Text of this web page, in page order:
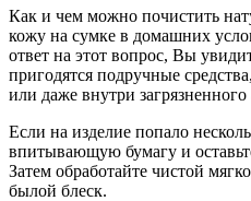
Как и чем можно почистить
кожу на сумке в домашних
ответ на этот вопрос, Вы
пригодятся подручные
или даже внутри загрязненного
Если на изделие попало
впитывающую бумагу и
Затем обработайте чистой
былой блеск.